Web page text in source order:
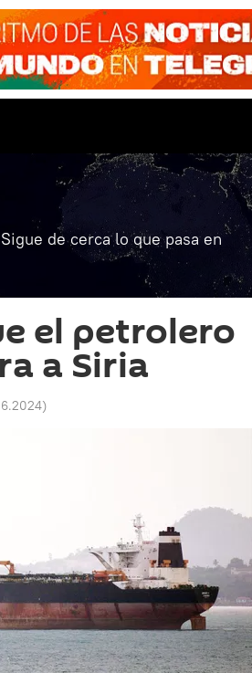
de cerca lo que pasa en
el petrolero
a Siria
)